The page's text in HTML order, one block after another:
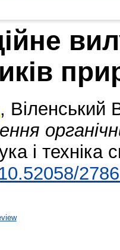
, Віленський
і